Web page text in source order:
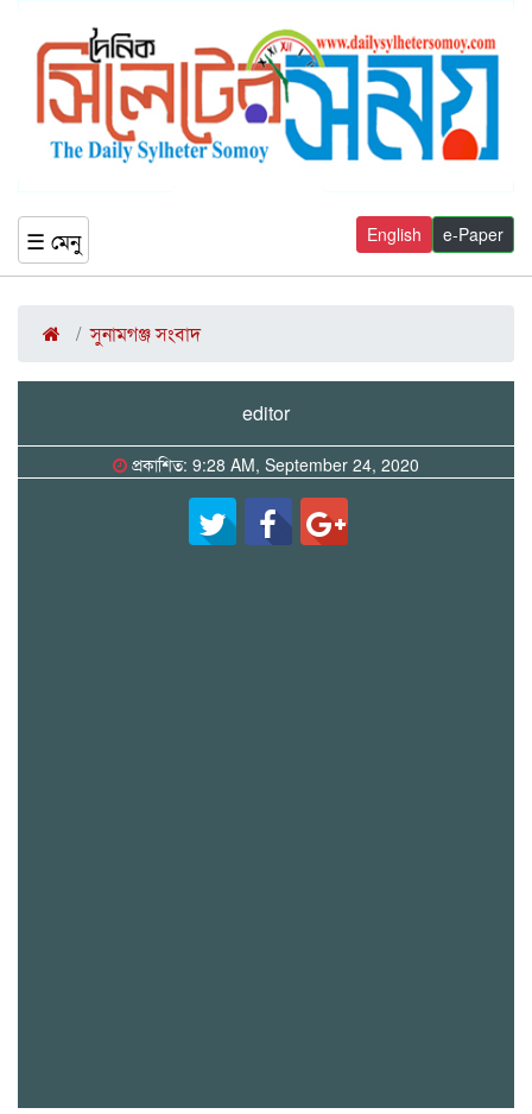
☰ মেনু e-Paper
English
সুনামগঞ্জ সংবাদ
editor
প্রকাশিত: 9:28 AM, September 24, 2020